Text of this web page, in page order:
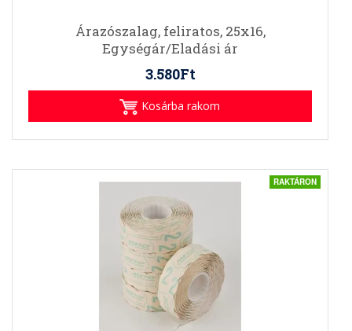
Árazószalag, feliratos, 25x16,
Egységár/Eladási ár
3.580Ft
Kosárba rakom
RAKTÁRON